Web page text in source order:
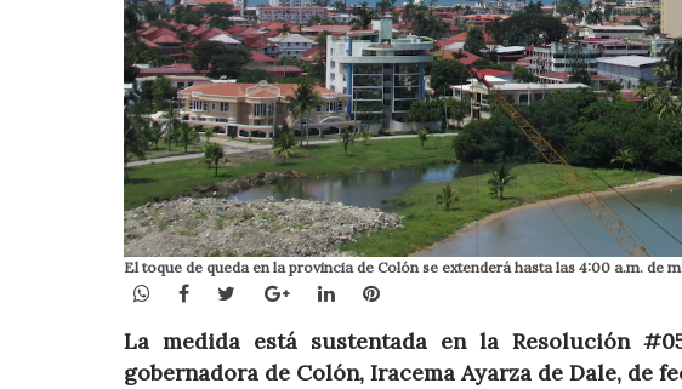
El toque de queda en la provincia de Colón se extenderá hasta las 4:00 a.m. de
WhatsApp
Facebook
TwitterGoogle+LinkedInPinterest
La medida está sustentada en la Resolución
gobernadora de Colón, Iracema Ayarza de Dale, de